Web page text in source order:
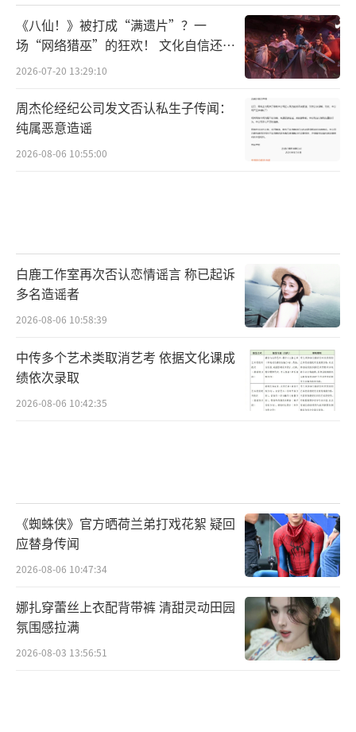
《八仙！》被打成“满遗片”？一
场“网络猎巫”的狂欢！ 文化自信还是
焦虑？
2026-07-20 13:29:10
周杰伦经纪公司发文否认私生子传闻：
纯属恶意造谣
2026-08-06 10:55:00
白鹿工作室再次否认恋情谣言 称已起诉
多名造谣者
2026-08-06 10:58:39
中传多个艺术类取消艺考 依据文化课成
绩依次录取
2026-08-06 10:42:35
《蜘蛛侠》官方晒荷兰弟打戏花絮 疑回
应替身传闻
2026-08-06 10:47:34
娜扎穿蕾丝上衣配背带裤 清甜灵动田园
氛围感拉满
2026-08-03 13:56:51